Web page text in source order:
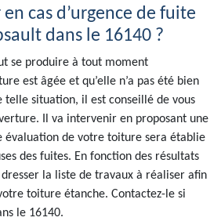
en cas d’urgence de fuite
dans le 16140 ?
se produire à tout moment
est âgée et qu’elle n’a pas été bien
telle situation, il est conseillé de vous
Il va intervenir en proposant une
évaluation de votre toiture sera établie
des fuites. En fonction des résultats
la liste de travaux à réaliser afin
toiture étanche. Contactez-le si
le 16140.